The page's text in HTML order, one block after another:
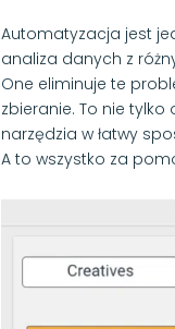
Automatyzacja jest
analiza danych z
One eliminuje te
zbieranie. To nie tylko
narzędzia w łatwy
A to wszystko za